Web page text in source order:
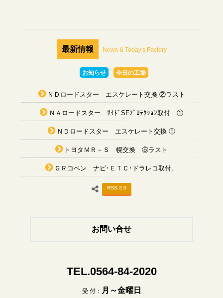
最新情報 News & Today's Factory
お知らせ 今日の工場
ＮＤロードスター エスケレート交換 ②ラスト
ＮＡロードスター ｻｲﾄﾞSFﾌﾟﾛﾃｸｼｮﾝ取付 ①
ＮＤロードスター エスケレート交換 ①
トヨタＭＲ－Ｓ 幌交換 ⑤ラスト
ＧＲコペン ナビ･ＥＴＣ･ドラレコ取付。
RSS 2.0
お問い合せ
TEL.0564-84-2020
受 付： 月～金曜日